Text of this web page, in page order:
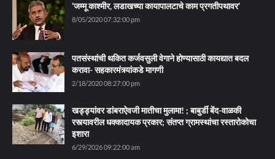
‘जम्मू काश्मीर, लडाखच्या कायापालटाचे काम प्रगतीपथावर’
8/05/2020 07:32:00 pm
पतसंस्थांची थकित कर्जवसुली वेगाने होण्यासाठी कायद्यात बदल
करावा- सहकारमंत्र्यांकडे मागणी
2/18/2020 08:27:00 pm
खड्ड्यांवर डांबराऐवजी मातीचा मुलामा! ; बाबुर्डी बेंद-वाळकी
रस्त्यावरील धक्कादायक प्रकार; संतप्त ग्रामस्थांचा रस्तारोकोचा
इशारा
6/29/2026 09:22:00 am